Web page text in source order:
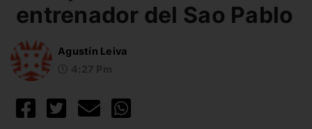
entrenador del Sao Pablo
Agustín Leiva